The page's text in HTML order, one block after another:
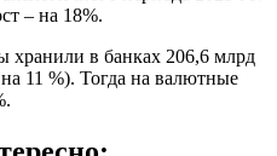
– на 18%.
хранили в банках 206,6 млрд
11 %). Тогда на валютные